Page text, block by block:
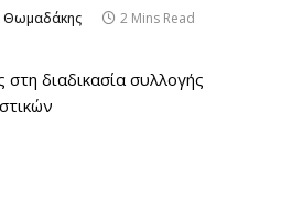
Θωμαδάκης
2 Mins Read
στη διαδικασία συλλογής